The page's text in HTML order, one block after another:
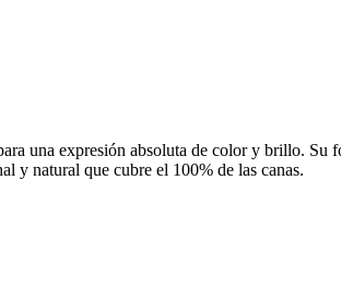
una expresión absoluta de color y brillo. Su
y natural que cubre el 100% de las canas.